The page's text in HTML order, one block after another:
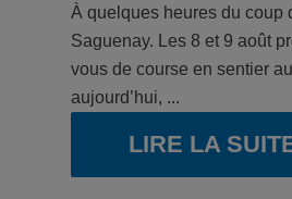
À quelques heures du coup
Saguenay. Les 8 et 9 août
vous de course en sentier
aujourd’hui, ...
LIRE LA